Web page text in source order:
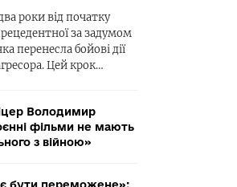
роки від початку
за задумом
перенесла бойові дії
Цей крок…
Володимир
фільми не мають
з війною»
бути переможене»: